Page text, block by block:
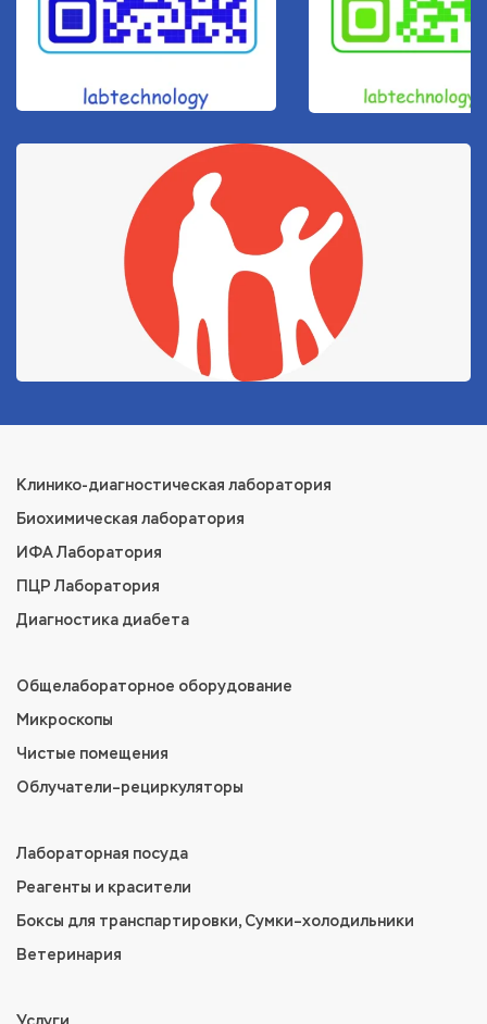
Клинико-диагностическая лаборатория
Биохимическая лаборатория
ИФА Лаборатория
ПЦР Лаборатория
Диагностика диабета
Общелабораторное оборудование
Микроскопы
Чистые помещения
Облучатели–рециркуляторы
Лабораторная посуда
Реагенты и красители
Боксы для транспартировки, Сумки–холодильники
Ветеринария